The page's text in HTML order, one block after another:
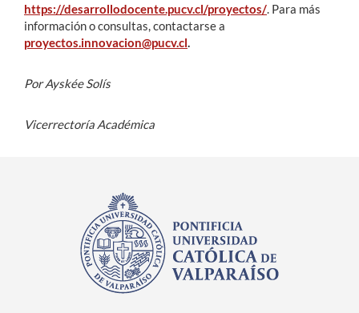
https://desarrollodocente.pucv.cl/proyectos/ . Para más
información o consultas, contactarse a
proyectos.innovacion@pucv.cl
Por Ayskée Solís
Vicerrectoría Académica